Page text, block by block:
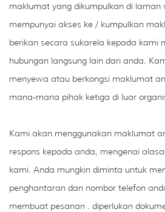
maklumat yang dikumpulkan di laman
mempunyai akses ke / kumpulkan
berikan secara sukarela kepada kami
hubungan langsung lain dari anda.
menyewa atau berkongsi maklumat
mana-mana pihak ketiga di luar
Kami akan menggunakan maklumat
respons kepada anda, mengenai
kami. Anda mungkin diminta untuk
penghantaran dan nombor telefon
membuat pesanan . diperlukan